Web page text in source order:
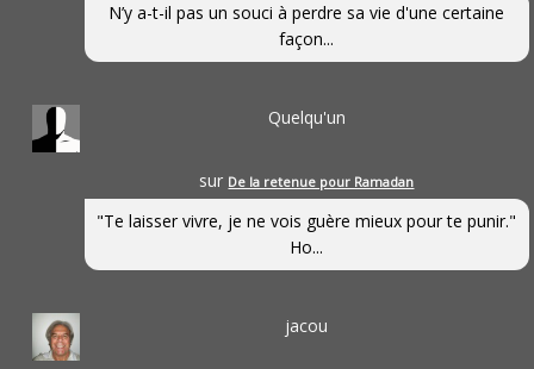
N’y a-t-il pas un souci à perdre sa vie d'une certaine
façon...
Quelqu'un
sur De la retenue pour Ramadan
"Te laisser vivre, je ne vois guère mieux pour te punir."
Ho...
jacou